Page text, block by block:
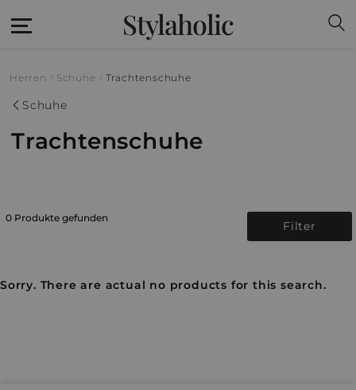
Stylaholic
Herren Schuhe Trachtenschuhe
Schuhe
Trachtenschuhe
0 Produkte gefunden
Filter
Sorry. There are actual no products for this search.